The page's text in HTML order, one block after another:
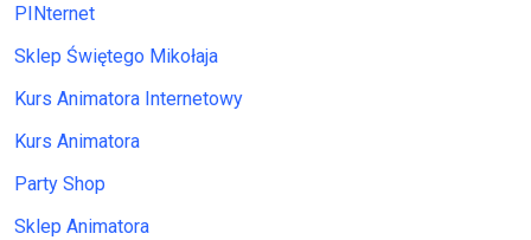
PINternet
Sklep Świętego Mikołaja
Kurs Animatora Internetowy
Kurs Animatora
Party Shop
Sklep Animatora